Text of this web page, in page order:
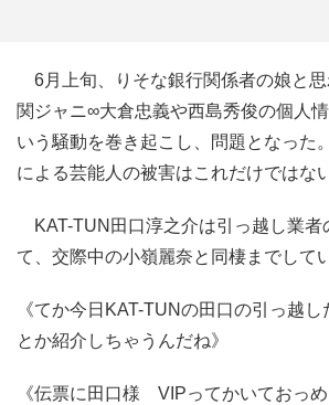
6月上旬、りそな銀行関係者の娘と思
関ジャニ∞大倉忠義や西島秀俊の個人
いう騒動を巻き起こし、問題となった
による芸能人の被害はこれだけではない
KAT-TUN田口淳之介は引っ越し業者
て、交際中の小嶺麗奈と同棲までして
《てか今日KAT-TUNの田口の引っ越
とか紹介しちゃうんだね》
《伝票に田口様 VIPってかいておっ